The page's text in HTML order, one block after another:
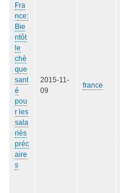
Fra
nce:
Bie
ntôt
le
chè
que
sant
é
pou
r les
sala
riés
préc
aire
s
2015-11-
09
france